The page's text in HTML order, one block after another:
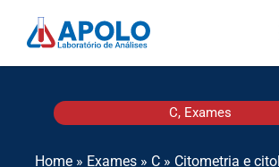
C, Exames
Home» Exames» C» Citometria e